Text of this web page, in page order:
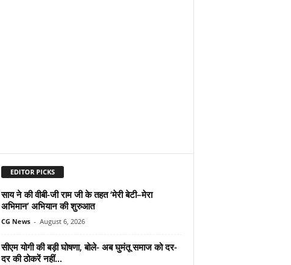
EDITOR PICKS
साय ने की वीबी-जी राम जी के तहत ‘मेरी बेटी–मेरा
अभिमान’ अभियान की शुरुआत
CG News - August 6, 2026
सीएम योगी की बड़ी घोषणा, बोले- अब घुमंतू समाज को दर-
दर की ठोकरें नहीं...